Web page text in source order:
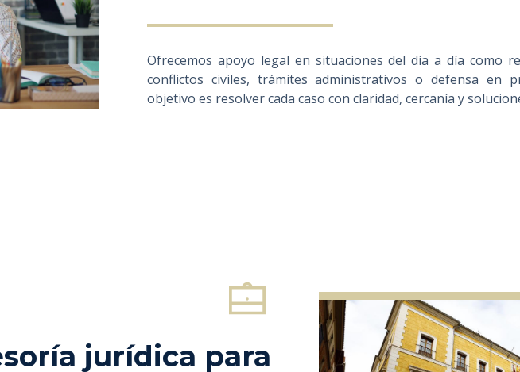
Ofrecemos apoyo legal en situaciones del día a día como
conflictos civiles, trámites administrativos o defensa en
objetivo es resolver cada caso con claridad, cercanía y
jurídica para